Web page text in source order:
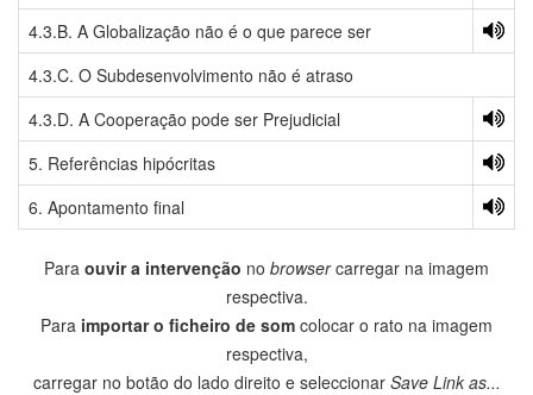
4.3.B. A Globalização não é o que parece ser
4.3.C. O Subdesenvolvimento não é atraso
4.3.D. A Cooperação pode ser Prejudicial
5. Referências hipócritas
6. Apontamento final
Para ouvir a intervenção no browser carregar na imagem
respectiva.
Para importar o ficheiro de som colocar o rato na imagem
respectiva,
carregar no botão do lado direito e seleccionar Save Link as...